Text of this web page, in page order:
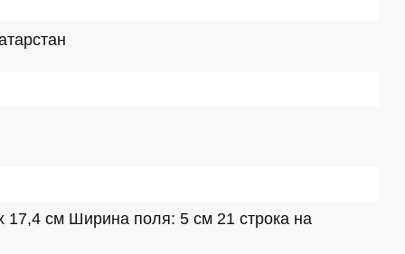
17,4 см Ширина поля: 5 см 21 строка на